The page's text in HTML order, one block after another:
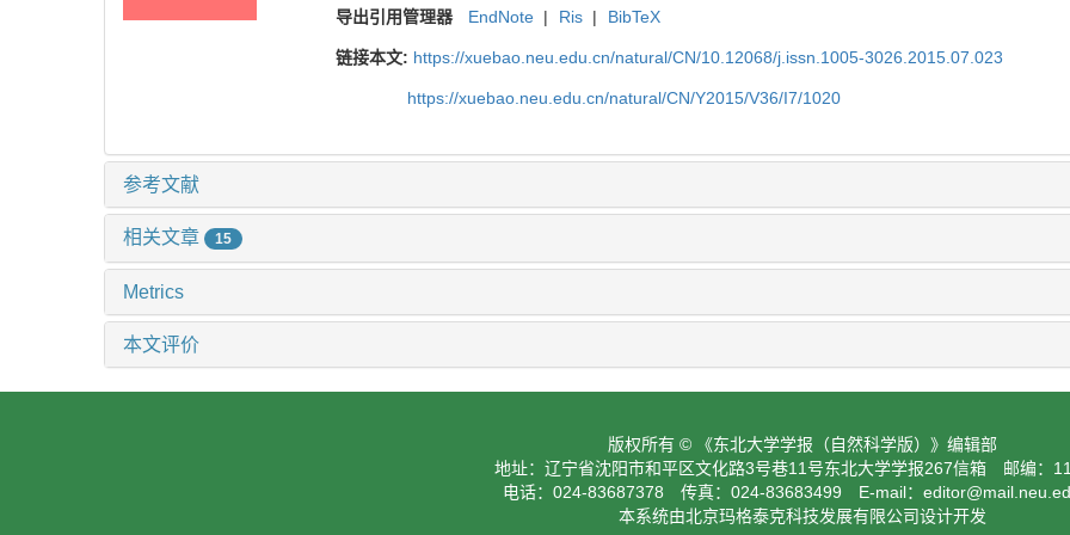
导出引用管理器 EndNote | Ris | BibTeX
链接本文: https://xuebao.neu.edu.cn/natural/CN/10.12068/j.issn.1005-3026.2015.07.023
https://xuebao.neu.edu.cn/natural/CN/Y2015/V36/I7/1020
参考文献
相关文章 15
Metrics
本文评价
版权所有 © 《东北大学学报（自然科学版）》编辑部
地址：辽宁省沈阳市和平区文化路3号巷11号东北大学学报267信箱 邮编：
电话：024-83687378 传真：024-83683499 E-mail：
本系统由北京玛格泰克科技发展有限公司设计开发